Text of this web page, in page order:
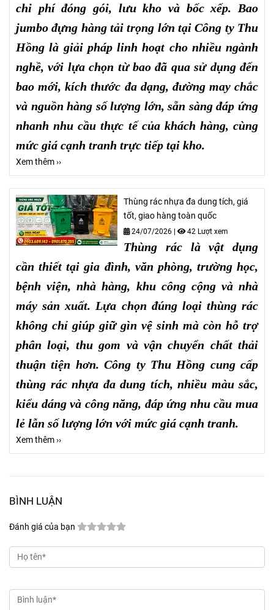
chi phí đóng gói, lưu kho và bốc xếp. Bao
jumbo đựng hàng tải trọng lớn tại Công ty Thu
Hồng là giải pháp linh hoạt cho nhiều ngành
nghề, với lựa chọn từ bao đã qua sử dụng đến
bao mới, kích thước đa dạng, đường may chắc
và nguồn hàng số lượng lớn, sẵn sàng đáp ứng
nhanh nhu cầu thực tế của khách hàng, cùng
mức giá cạnh tranh trực tiếp tại kho.
Xem thêm ››
Thùng rác nhựa đa dung tích, giá
tốt, giao hàng toàn quốc
24/07/2026 | 42 Lượt xem
Thùng rác là vật dụng
cần thiết tại gia đình, văn phòng, trường học,
bệnh viện, nhà hàng, khu công cộng và nhà
máy sản xuất. Lựa chọn đúng loại thùng rác
không chỉ giúp giữ gìn vệ sinh mà còn hỗ trợ
phân loại, thu gom và vận chuyển chất thải
thuận tiện hơn. Công ty Thu Hồng cung cấp
thùng rác nhựa đa dung tích, nhiều màu sắc,
kiểu dáng và công năng, đáp ứng nhu cầu mua
lẻ lẫn số lượng lớn với mức giá cạnh tranh.
Xem thêm ››
BÌNH LUẬN
Đánh giá của bạn